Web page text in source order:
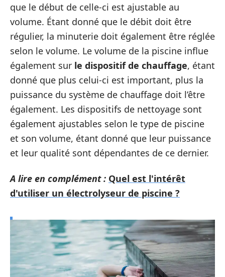
que le début de celle-ci est ajustable au
volume. Étant donné que le débit doit être
régulier, la minuterie doit également être réglée
selon le volume. Le volume de la piscine influe
également sur le dispositif de chauffage, étant
donné que plus celui-ci est important, plus la
puissance du système de chauffage doit l’être
également. Les dispositifs de nettoyage sont
également ajustables selon le type de piscine
et son volume, étant donné que leur puissance
et leur qualité sont dépendantes de ce dernier.
A lire en complément : Quel est l'intérêt
d'utiliser un électrolyseur de piscine ?